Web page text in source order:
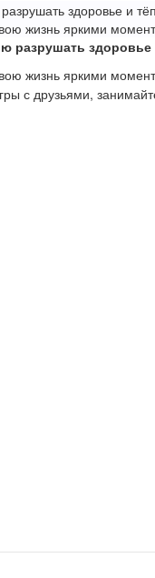
здоровье и
жизнь яркими
разрушать
жизнь яркими
с друзьями,